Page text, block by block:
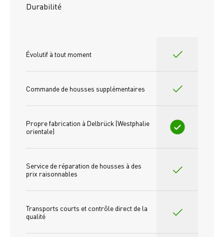
Durabilité
Évolutif à tout moment
Commande de housses supplémentaires
Propre fabrication à Delbrück (Westphalie
orientale)
Service de réparation de housses à des
prix raisonnables
Transports courts et contrôle direct de la
qualité